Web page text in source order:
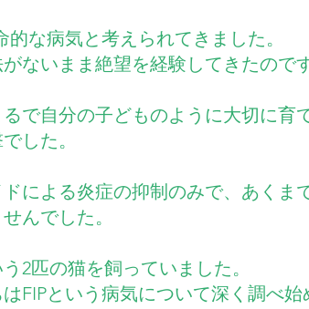
な病気と考えられてきました。
ないまま絶望を経験してきたので
で自分の子どものように大切に育
した。
による炎症の抑制のみで、あくま
んでした。
2匹の猫を飼っていました。
FIPという病気について深く調べ始